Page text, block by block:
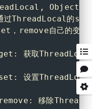
Object>，
过ThreadLocal的set
，remove自己的变量
获取ThreadLocal
设置ThreadLocal
移除